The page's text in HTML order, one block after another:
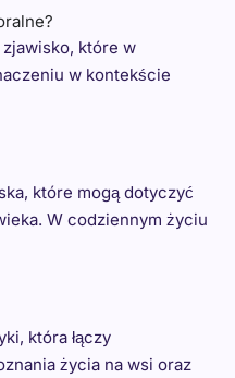
które w
w kontekście
które mogą dotyczyć
W codziennym życiu
która łączy
życia na wsi oraz